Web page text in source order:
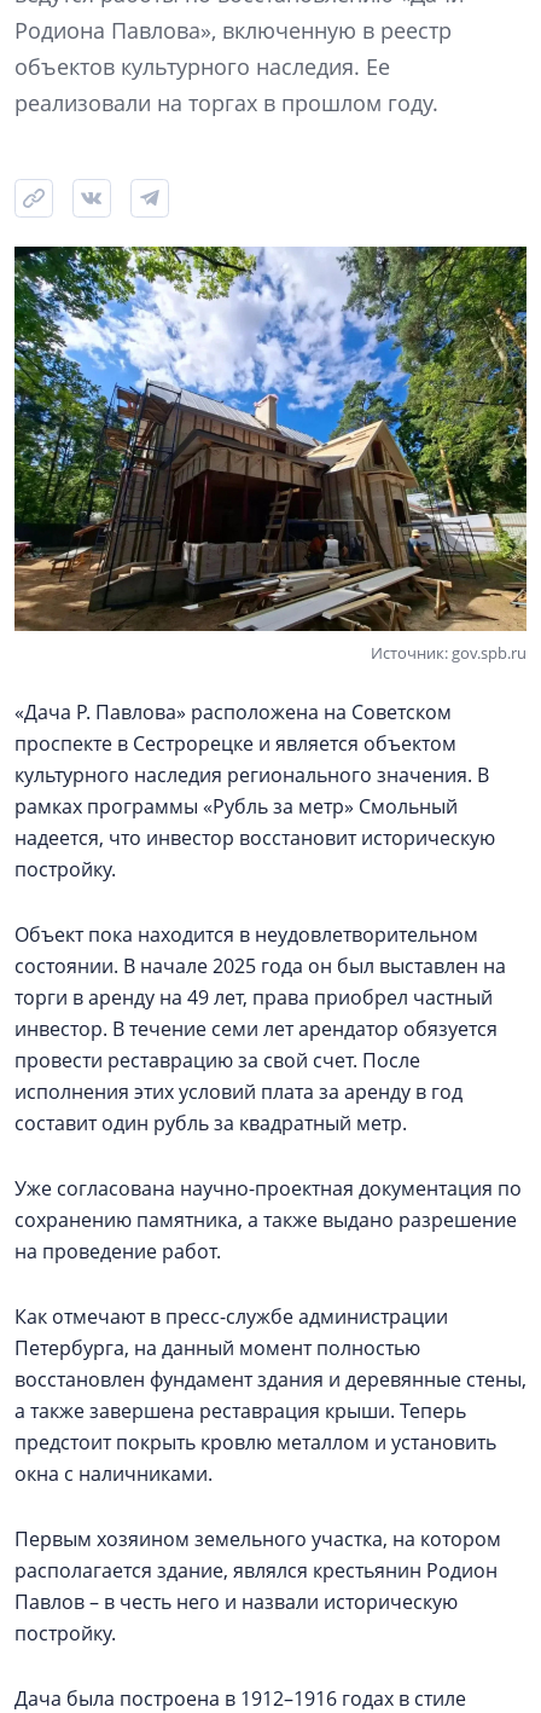
Родиона Павлова», включенную в реестр
объектов культурного наследия. Ее
реализовали на торгах в прошлом году.
Источник: gov.spb.ru
«Дача Р. Павлова» расположена на Советском
проспекте в Сестрорецке и является объектом
культурного наследия регионального значения. В
рамках программы «Рубль за метр» Смольный
надеется, что инвестор восстановит историческую
постройку.
Объект пока находится в неудовлетворительном
состоянии. В начале 2025 года он был выставлен на
торги в аренду на 49 лет, права приобрел частный
инвестор. В течение семи лет арендатор обязуется
провести реставрацию за свой счет. После
исполнения этих условий плата за аренду в год
составит один рубль за квадратный метр.
Уже согласована научно-проектная документация по
сохранению памятника, а также выдано разрешение
на проведение работ.
Как отмечают в пресс-службе администрации
Петербурга, на данный момент полностью
восстановлен фундамент здания и деревянные стены,
а также завершена реставрация крыши. Теперь
предстоит покрыть кровлю металлом и установить
окна с наличниками.
Первым хозяином земельного участка, на котором
располагается здание, являлся крестьянин Родион
Павлов – в честь него и назвали историческую
постройку.
Дача была построена в 1912–1916 годах в стиле